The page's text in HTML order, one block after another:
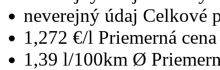
neverejný údaj Celkové
1,272 €/l Priemerná
1,39 l/100km Ø